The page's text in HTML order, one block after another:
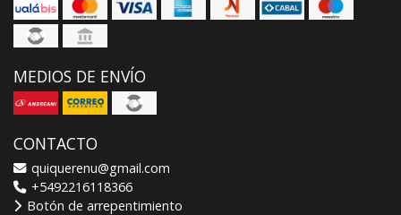
MEDIOS DE ENVÍO
CONTACTO
quiquerenu@gmail.com
+5492216118366
Botón de arrepentimiento